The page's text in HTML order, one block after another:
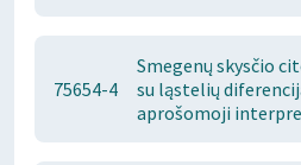
75654-4
Smegenų skysčio
su ląstelių
aprošomoji